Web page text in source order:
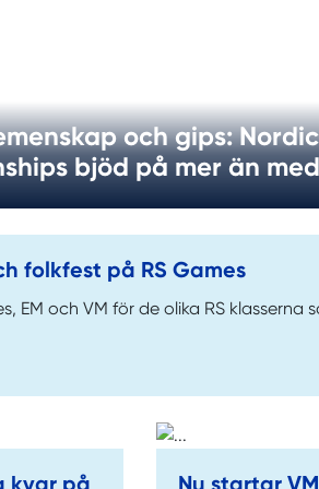
och gips:
bjöd på mer än
folkfest på RS Games
EM och VM för de olika RS
kvar på Nu startar